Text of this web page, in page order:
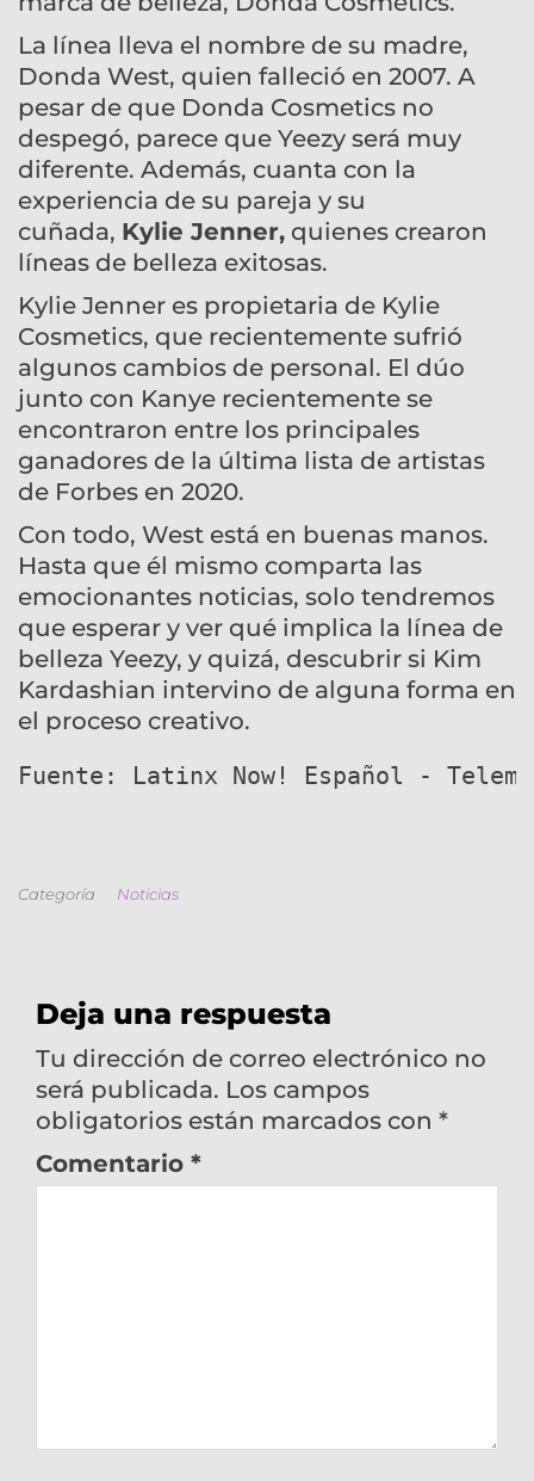
La línea lleva el nombre de su madre,
Donda West, quien falleció en 2007. A
pesar de que Donda Cosmetics no
despegó, parece que Yeezy será muy
diferente. Además, cuanta con la
experiencia de su pareja y su
cuñada, Kylie Jenner, quienes crearon
líneas de belleza exitosas.
Kylie Jenner es propietaria de Kylie
Cosmetics, que recientemente sufrió
algunos cambios de personal. El dúo
junto con Kanye recientemente se
encontraron entre los principales
ganadores de la última lista de artistas
de Forbes en 2020.
Con todo, West está en buenas manos.
Hasta que él mismo comparta las
emocionantes noticias, solo tendremos
que esperar y ver qué implica la línea de
belleza Yeezy, y quizá, descubrir si Kim
Kardashian intervino de alguna forma en
el proceso creativo.
Fuente: Latinx Now! Español -
Categoría Noticias
Deja una respuesta
Tu dirección de correo electrónico no
será publicada. Los campos
obligatorios están marcados con *
Comentario *